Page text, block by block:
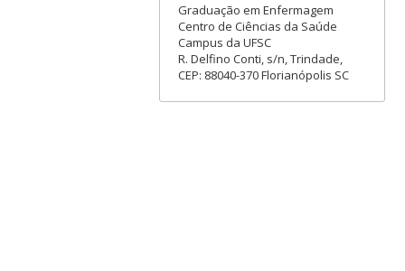
Graduação em Enfermagem
Centro de Ciências da Saúde
Campus da UFSC
R. Delfino Conti, s/n, Trindade,
CEP: 88040-370 Florianópolis SC